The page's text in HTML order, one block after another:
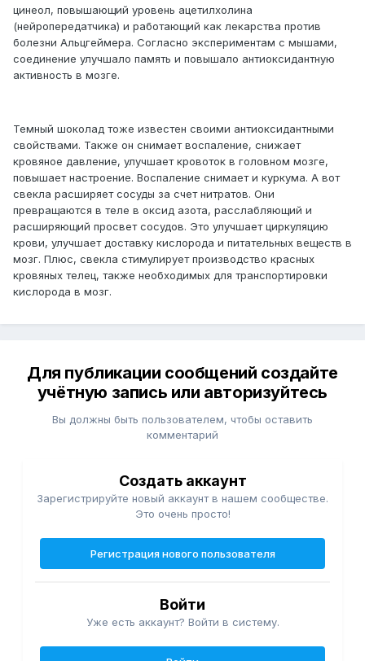
цинеол, повышающий уровень ацетилхолина
(нейропередатчика) и работающий как лекарства против
болезни Альцгеймера. Согласно экспериментам с мышами,
соединение улучшало память и повышало антиоксидантную
активность в мозге.
Темный шоколад тоже известен своими антиоксидантными
свойствами. Также он снимает воспаление, снижает
кровяное давление, улучшает кровоток в головном мозге,
повышает настроение. Воспаление снимает и куркума. А вот
свекла расширяет сосуды за счет нитратов. Они
превращаются в теле в оксид азота, расслабляющий и
расширяющий просвет сосудов. Это улучшает циркуляцию
крови, улучшает доставку кислорода и питательных веществ в
мозг. Плюс, свекла стимулирует производство красных
кровяных телец, также необходимых для транспортировки
кислорода в мозг.
Для публикации сообщений создайте
учётную запись или авторизуйтесь
Вы должны быть пользователем, чтобы оставить
комментарий
Создать аккаунт
Зарегистрируйте новый аккаунт в нашем сообществе.
Это очень просто!
Регистрация нового пользователя
Войти
Уже есть аккаунт? Войти в систему.